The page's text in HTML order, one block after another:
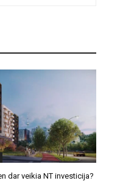
dar veikia NT investicija?